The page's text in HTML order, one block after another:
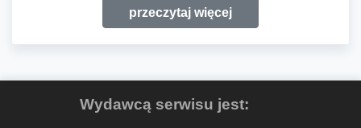
przeczytaj więcej
Wydawcą serwisu jest: